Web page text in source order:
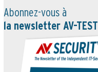
Abonnez-vous à
la newsletter AV-TEST